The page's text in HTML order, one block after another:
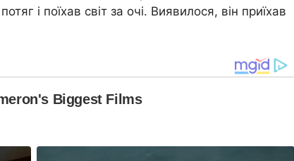
і поїхав світ за очі. Виявилося, він приїхав